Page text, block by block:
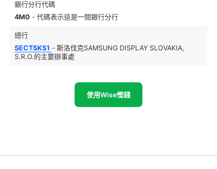
銀行分行代碼
4M0 - 代碼表示這是一間銀行分行
總行
SECTSKS1 - 斯洛伐克SAMSUNG DISPLAY SLOVAKIA,
S.R.O.的主要辦事處
使用Wise慳錢